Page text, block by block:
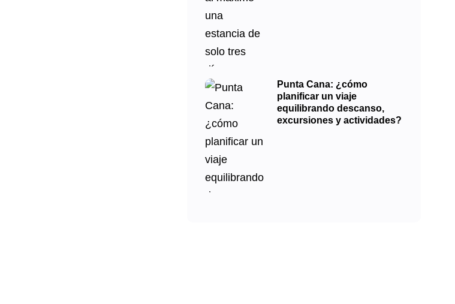
Punta Cana: ¿cómo
planificar un viaje
equilibrando descanso,
excursiones y actividades?